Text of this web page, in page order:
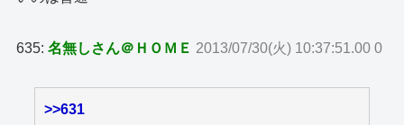
635:名無しさん＠ＨＯＭＥ 2013/07/30(火) 10:37:51.00 0
>>631